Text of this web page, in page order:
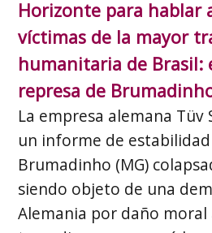
Horizonte para hablar
víctimas de la mayor
humanitaria de Brasil:
represa de
La empresa alemana Tüv
un informe de
Brumadinho (MG)
siendo objeto de una
Alemania por daño moral